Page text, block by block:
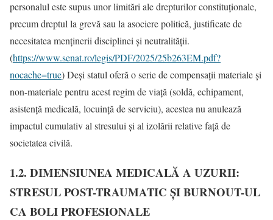
personalul este supus unor limitări ale drepturilor constituționale,
precum dreptul la grevă sau la asociere politică, justificate de
necesitatea menținerii disciplinei și neutralității.
(https://www.senat.ro/legis/PDF/2025/25b263EM.pdf?
nocache=true) Deși statul oferă o serie de compensații materiale și
non-materiale pentru acest regim de viață (soldă, echipament,
asistență medicală, locuință de serviciu), acestea nu anulează
impactul cumulativ al stresului și al izolării relative față de
societatea civilă.
1.2. DIMENSIUNEA MEDICALĂ A UZURII:
STRESUL POST-TRAUMATIC ȘI BURNOUT-UL
CA BOLI PROFESIONALE